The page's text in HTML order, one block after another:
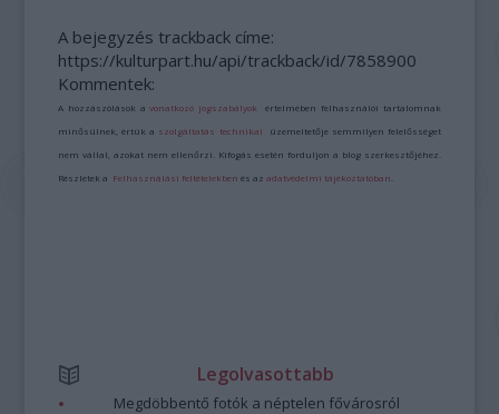
A bejegyzés trackback címe:
https://kulturpart.hu/api/trackback/id/7858900
Kommentek:
A hozzászólások avonatkozó jogszabályok értelmében felhasználói tartalomnak
minősülnek, értük a szolgáltatás technikai üzemeltetője semmilyen felelősséget
nem vállal, azokat nem ellenőrzi. Kifogás esetén forduljon a blog szerkesztőjéhez.
Részletek a Felhasználási feltételekben és azadatvédelmi tájékoztatóban
Legolvasottabb
Megdöbbentő fotók a néptelen fővárosról